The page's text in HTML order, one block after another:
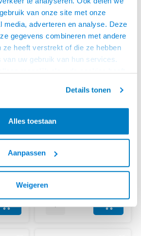
van onze site met onze
media, adverteren en analyse. Deze
gegevens combineren met andere
ze heeft verstrekt of die ze hebben
uw gebruik van hun services.
Details tonen
Alles toestaan
Aanpassen
Weigeren
ACT
IVORY 0.50M
CAT6A patchkabel met RJ45
€5,95
MORGEN GELEVERD!